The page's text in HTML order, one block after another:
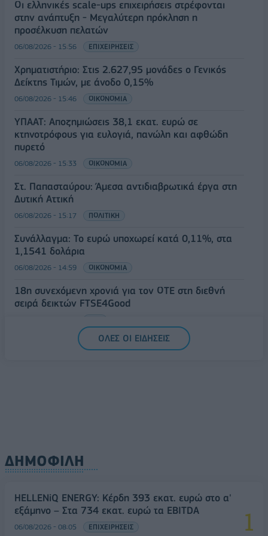
Οι ελληνικές scale-ups επιχειρήσεις στρέφονται
στην ανάπτυξη - Μεγαλύτερη πρόκληση η
προσέλκυση πελατών
06/08/2026 - 15:56 ΕΠΙΧΕΙΡΗΣΕΙΣ
Χρηματιστήριο: Στις 2.627,95 μονάδες ο Γενικός
Δείκτης Τιμών, με άνοδο 0,15%
06/08/2026 - 15:46 ΟΙΚΟΝΟΜΙΑ
ΥΠΑΑΤ: Αποζημιώσεις 38,1 εκατ. ευρώ σε
κτηνοτρόφους για ευλογιά, πανώλη και αφθώδη
πυρετό
06/08/2026 - 15:33 ΟΙΚΟΝΟΜΙΑ
Στ. Παπασταύρου: Άμεσα αντιδιαβρωτικά έργα στη
Δυτική Αττική
06/08/2026 - 15:17 ΠΟΛΙΤΙΚΗ
Συνάλλαγμα: Το ευρώ υποχωρεί κατά 0,11%, στα
1,1541 δολάρια
06/08/2026 - 14:59 ΟΙΚΟΝΟΜΙΑ
18η συνεχόμενη χρονιά για τον ΟΤΕ στη διεθνή
σειρά δεικτών FTSE4Good
ΟΛΕΣ ΟΙ ΕΙΔΗΣΕΙΣ
ΔΗΜΟΦΙΛΗ
HELLENiQ ENERGY: Κέρδη 393 εκατ. ευρώ στο α'
εξάμηνο – Στα 734 εκατ. ευρώ τα EBITDA
06/08/2026 - 08:05 ΕΠΙΧΕΙΡΗΣΕΙΣ